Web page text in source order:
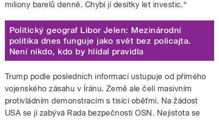
miliony barelů denně. Chybí jí desítky let investic.“
Politický geograf Libor Jelen: Mezinárodní
politika dnes funguje jako svět bez policajta.
Není nikdo, kdo by hlídal pravidla
Trump podle posledních informací ustupuje od přímého
vojenského zásahu v Íránu. Země ale čelí masivním
protivládním demonstracím s tisíci oběťmi. Na žádost
USA se jí zabývá Rada bezpečnosti OSN. Nejistota se